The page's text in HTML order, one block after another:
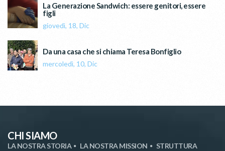
La Generazione Sandwich: essere genitori, essere
figli
giovedì, 18, Dic
Da una casa che si chiama Teresa Bonfiglio
mercoledì, 10, Dic
CHI SIAMO
LA NOSTRA STORIA LA NOSTRA MISSION
STRUTTURA